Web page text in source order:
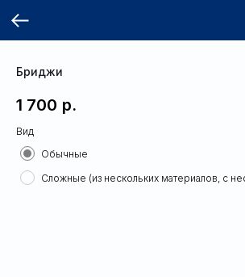
Бриджи
1 700 р.
Вид
Обычные